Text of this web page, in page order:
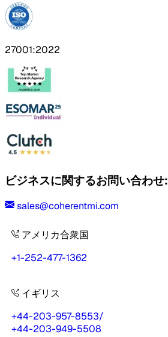
27001:2022
ビジネスに関するお問い合わせ:
sales@coherentmi.com
アメリカ合衆国
+1-252-477-1362
イギリス
+44-203-957-8553/
+44-203-949-5508